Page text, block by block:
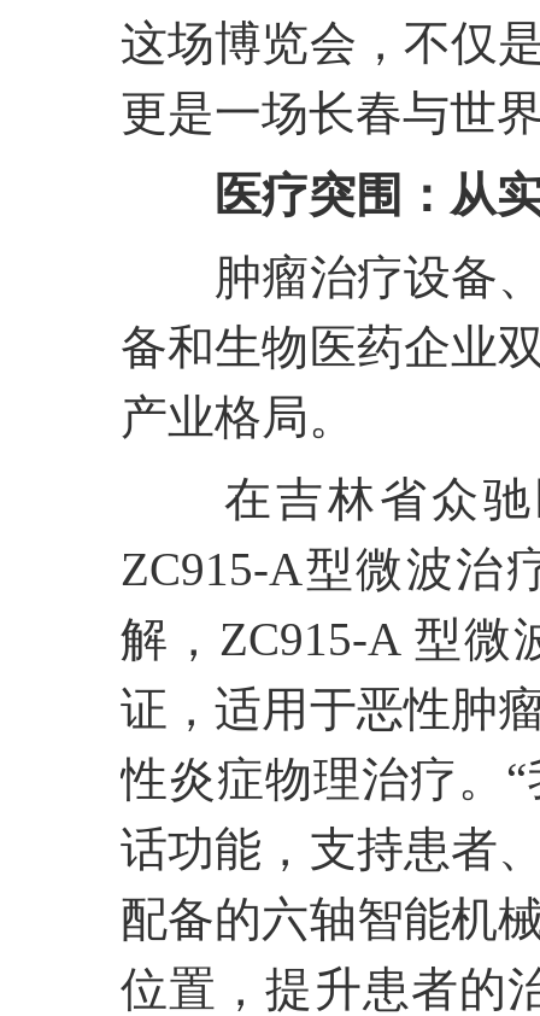
这场博览会，不仅
更是一场长春与世
医疗突围：从
肿瘤治疗设备
备和生物医药企业
产业格局。
在吉林省众
ZC915-A型微波治
解，ZC915-A 型
证，适用于恶性肿
性炎症物理治疗。
话功能，支持患者
配备的六轴智能机
位置，提升患者的